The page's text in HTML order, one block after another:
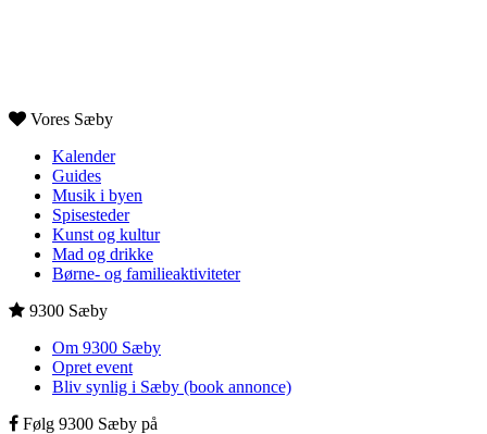
Vores Sæby
Kalender
Guides
Musik i byen
Spisesteder
Kunst og kultur
Mad og drikke
Børne- og familieaktiviteter
9300 Sæby
Om 9300 Sæby
Opret event
Bliv synlig i Sæby (book annonce)
Følg 9300 Sæby på